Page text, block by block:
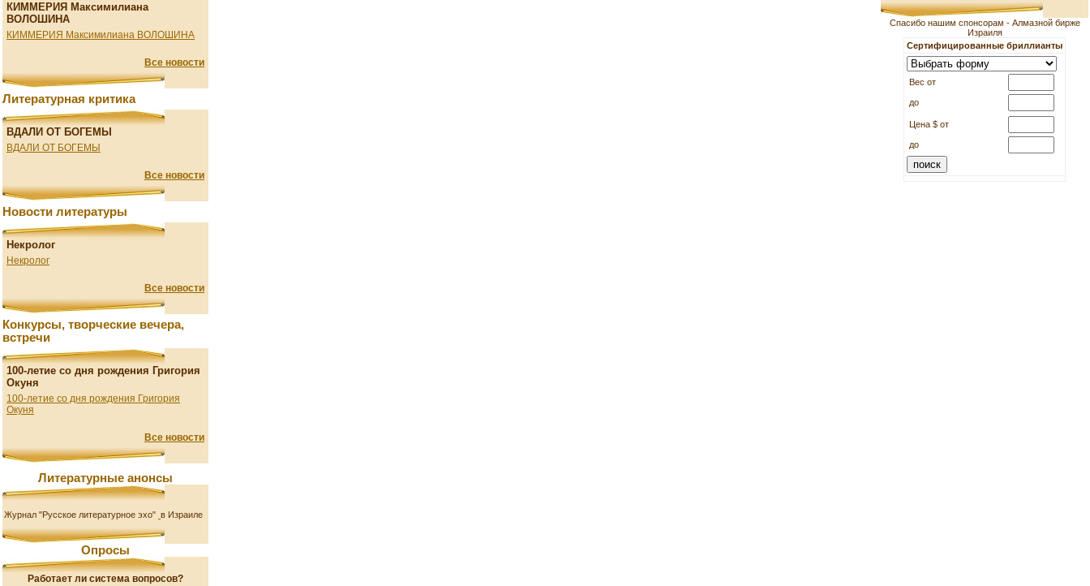
КИММЕРИЯ Максимилиана
ВОЛОШИНА
КИММЕРИЯ Максимилиана ВОЛОШИНА
Все новости
Литературная критика
ВДАЛИ ОТ БОГЕМЫ
ВДАЛИ ОТ БОГЕМЫ
Все новости
Новости литературы
Некролог
Некролог
Все новости
Конкурсы, творческие вечера,
встречи
100-летие со дня рождения Григория
Окуня
100-летие со дня рождения Григория
Окуня
Все новости
Литературные анонсы
Журнал "Русское литературное эхо" в Израиле
Опросы
Работает ли система вопросов?
Спасибо нашим спонсорам - Алмазной бирже
Израиля
Сертифицированные бриллианты
Вес от
до
Цена $ от
до